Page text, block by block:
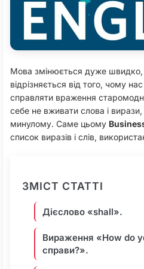
Мова змінюється дуже швидко,
відрізняється від того, чому
справляти враження
себе не вживати слова і
минулому. Саме цьому
список виразів і слів,
ЗМІСТ СТАТТІ
Дієслово «shall».
Вираження «How do
справи?».